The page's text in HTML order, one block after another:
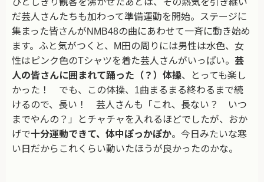
ひとしきり観客を沸かせたあとは、その熱気を引き継い
だ芸人さんたちも加わって準備運動を開始。ステージに
集まった皆さんがNMB48の曲にあわせて一斉に動き始め
ます。ふと気がつくと、M田の周りには男性は水色、女
性はピンク色のTシャツを着た芸人さんがいっぱい。 芸
人の皆さんに囲まれて踊った（？）体操、とっても楽し
かった！ でも、この体操、1曲まるまる終わるまで続
けるので、長い！ 芸人さんも「これ、長ない？ いつ
までやんの？」とチャチャを入れるほどでしたが、おか
げで十分運動できて、体中ぽっかぽか。今日みたいな寒
い日だからこれくらい動いたほうが良かったのかな。